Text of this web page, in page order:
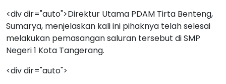
<div dir="auto">Direktur Utama PDAM Tirta Benteng,
Sumarya, menjelaskan kali ini pihaknya telah selesai
melakukan pemasangan saluran tersebut di SMP
Negeri 1 Kota Tangerang.
<div dir="auto">